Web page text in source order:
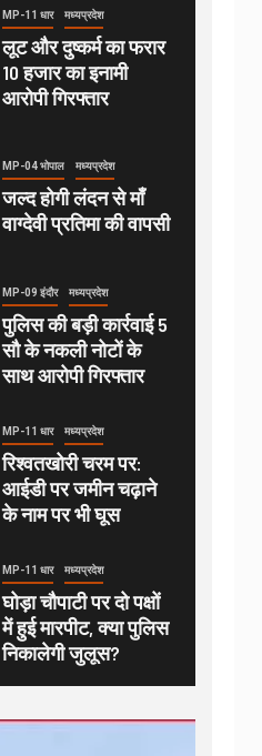
MP-11 धार मध्यप्रदेश
लूट और दुष्कर्म का फरार
10 हजार का इनामी
आरोपी गिरफ्तार
MP-04 भोपाल मध्यप्रदेश
जल्द होगी लंदन से माँ
वाग्देवी प्रतिमा की वापसी
MP-09 इंदौर मध्यप्रदेश
पुलिस की बड़ी कार्रवाई 5
सौ के नकली नोटों के
साथ आरोपी गिरफ्तार
MP-11 धार मध्यप्रदेश
रिश्वतखोरी चरम पर:
आईडी पर जमीन चढ़ाने
के नाम पर भी घूस
MP-11 धार मध्यप्रदेश
घोड़ा चौपाटी पर दो पक्षों
में हुई मारपीट, क्या पुलिस
निकालेगी जुलूस?